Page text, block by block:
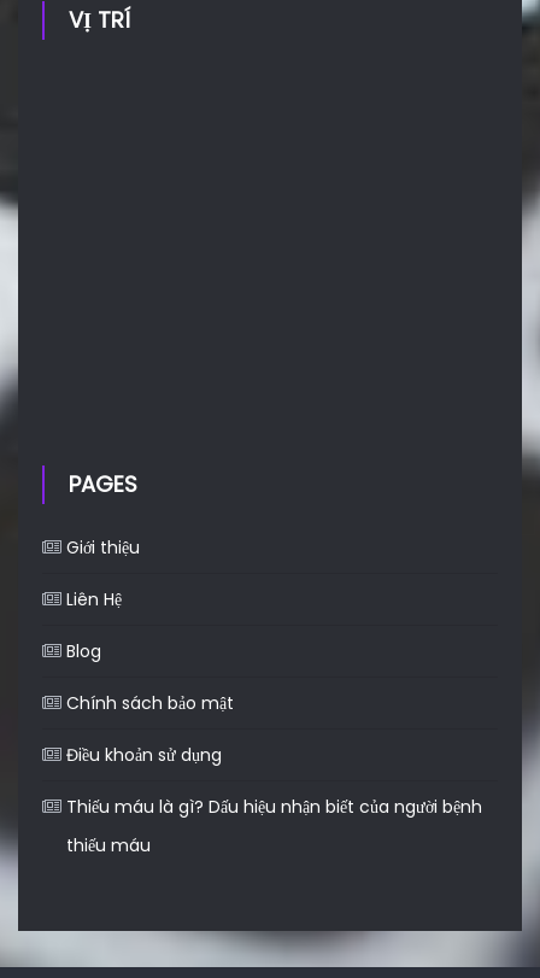
VỊ TRÍ
PAGES
Giới thiệu
Liên Hệ
Blog
Chính sách bảo mật
Điều khoản sử dụng
Thiếu máu là gì? Dấu hiệu nhận biết của người bệnh
thiếu máu